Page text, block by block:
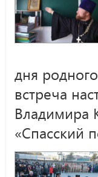
дня
встреча
Владимира
«Спасский